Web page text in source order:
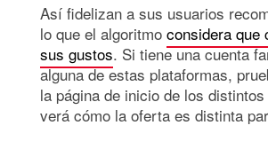
Así fidelizan a sus usuarios
lo que el algoritmo considera que
sus gustos. Si tiene una cuenta
alguna de estas plataformas,
la página de inicio de los
verá cómo la oferta es distinta